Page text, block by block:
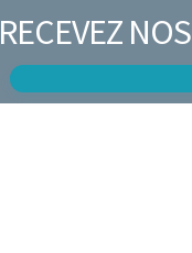
RECEVEZ